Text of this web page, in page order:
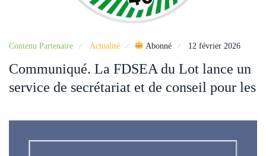
Contenu Partenaire Actualité Abonné 12 février 2026
Communiqué. La FDSEA du Lot lance un
service de secrétariat et de conseil pour les